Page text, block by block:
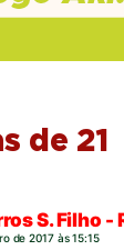
de 21
S. Filho -
de 2017 às 15:15